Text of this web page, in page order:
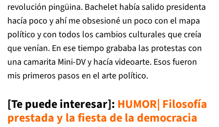
revolución pingüina. Bachelet había salido presidenta
hacía poco y ahí me obsesioné un poco con el mapa
político y con todos los cambios culturales que creía
que venían. En ese tiempo grababa las protestas con
una camarita Mini-DV y hacía videoarte. Esos fueron
mis primeros pasos en el arte político.
[Te puede interesar]: HUMOR| Filosofía
prestada y la fiesta de la democracia